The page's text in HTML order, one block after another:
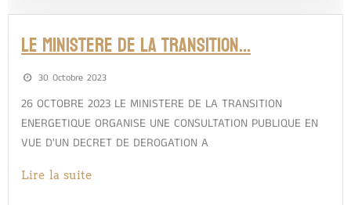
LE MINISTERE DE LA TRANSITION…
30 Octobre 2023
26 OCTOBRE 2023 LE MINISTERE DE LA TRANSITION
ENERGETIQUE ORGANISE UNE CONSULTATION PUBLIQUE EN
VUE D'UN DECRET DE DEROGATION A
Lire la suite